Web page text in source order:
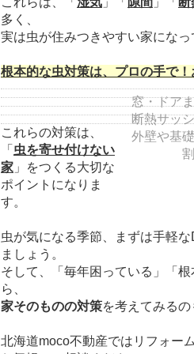
多く、
実は虫が住みつきやすい家になっ
根本的な虫対策は、プロの手で
窓・ドア
断熱サッ
外壁や基
これらの対策は、
「 虫を寄せ付けない
家 」をつくる大切な
ポイントになりま
す。
虫が気になる季節、まずは手軽
ましょう。
そして、「毎年困っている」「
ら、
家そのものの対策を考えてみるの
北海道moco不動産ではリフォー